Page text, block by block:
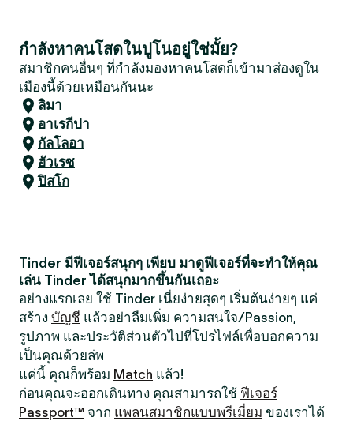
กำลังหาคนโสดในปูโนอยู่ใช่มั้ย?
สมาชิกคนอื่นๆ ที่กำลังมองหาคนโสดก็เข้ามาส่องดูใน
เมืองนี้ด้วยเหมือนกันนะ
ลิมา
อาเรกีปา
กัลโลอา
ฮัวเรซ
ปิสโก
Tinder มีฟีเจอร์สนุกๆ เพียบ มาดูฟีเจอร์ที่จะทำให้คุณ
เล่น Tinder ได้สนุกมากขึ้นกันเถอะ
อย่างแรกเลย ใช้ Tinder เนี่ยง่ายสุดๆ เริ่มต้นง่ายๆ แค่
สร้าง บัญชี แล้วอย่าลืมเพิ่ม ความสนใจ/Passion,
รูปภาพ และประวัติส่วนตัวไปที่โปรไฟล์เพื่อบอกความ
เป็นคุณด้วยล่พ
แค่นี้ คุณก็พร้อม Match แล้ว!
ก่อนคุณจะออกเดินทาง คุณสามารถใช้ ฟีเจอร์
Passport™ จาก แพลนสมาชิกแบบพรีเมี่ยม ของเราได้